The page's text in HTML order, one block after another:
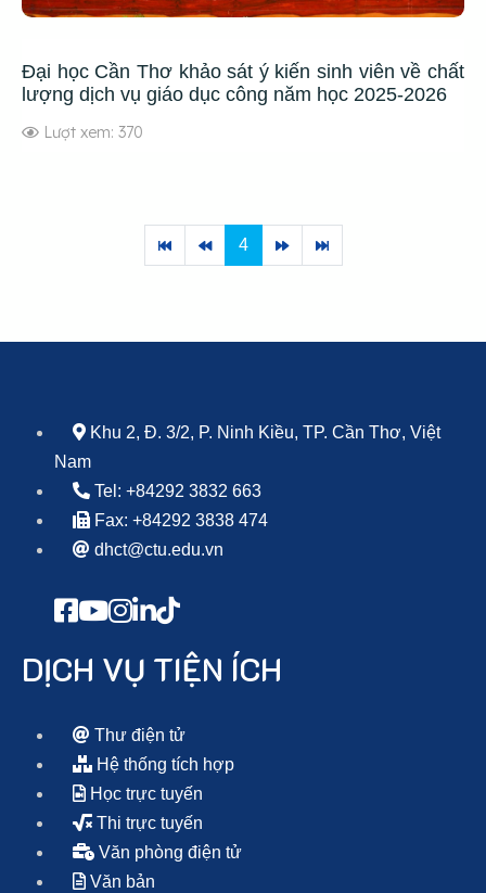
Đại học Cần Thơ khảo sát ý kiến sinh viên về chất
lượng dịch vụ giáo dục công năm học 2025-2026
Lượt xem: 370
4
Khu 2, Đ. 3/2, P. Ninh Kiều, TP. Cần Thơ, Việt
Nam
Tel: +84292 3832 663
Fax: +84292 3838 474
dhct@ctu.edu.vn
DỊCH VỤ TIỆN ÍCH
Thư điện tử
Hệ thống tích hợp
Học trực tuyến
Thi trực tuyến
Văn phòng điện tử
Văn bản